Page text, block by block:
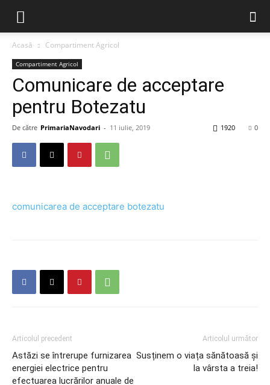
Acasă Compartiment Agricol
Compartiment Agricol
Comunicare de acceptare
pentru Botezatu
De către PrimariaNavodari - 11 iulie, 2019 0
1920
comunicarea de acceptare botezatu
Articolul precedent
Astăzi se întrerupe furnizarea
energiei electrice pentru
efectuarea lucrărilor anuale de
Articolul următor
Susținem o viața sănătoasă și
la vârsta a treia!